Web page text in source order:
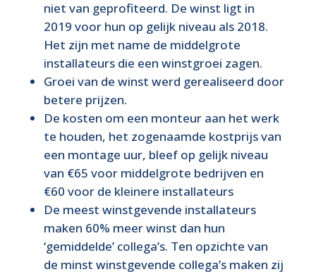
niet van geprofiteerd. De winst ligt in
2019 voor hun op gelijk niveau als 2018.
Het zijn met name de middelgrote
installateurs die een winstgroei zagen.
Groei van de winst werd gerealiseerd door
betere prijzen.
De kosten om een monteur aan het werk
te houden, het zogenaamde kostprijs van
een montage uur, bleef op gelijk niveau
van €65 voor middelgrote bedrijven en
€60 voor de kleinere installateurs
De meest winstgevende installateurs
maken 60% meer winst dan hun
‘gemiddelde’ collega’s. Ten opzichte van
de minst winstgevende collega’s maken zij